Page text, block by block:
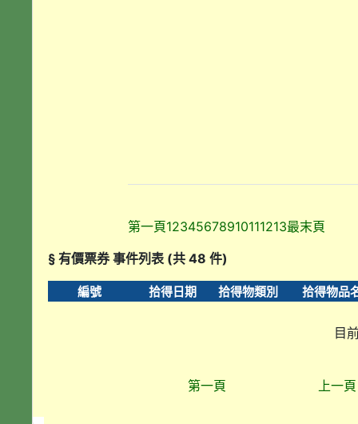
第一頁12345678910111213最末頁
§ 有價票券 事件列表 (共 48 件)
編號 拾得日期 拾得物類別 拾得物品
目
第一頁 上一頁